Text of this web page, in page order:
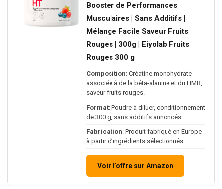
Booster de Performances
Musculaires | Sans Additifs |
Mélange Facile Saveur Fruits
Rouges | 300g | Eiyolab Fruits
Rouges 300 g
Composition: Créatine monohydrate
associée à de la bêta-alanine et du HMB,
saveur fruits rouges.
Format: Poudre à diluer, conditionnement
de 300 g, sans additifs annoncés.
Fabrication: Produit fabriqué en Europe
à partir d’ingrédients sélectionnés.
Voir l’offre sur Amazon